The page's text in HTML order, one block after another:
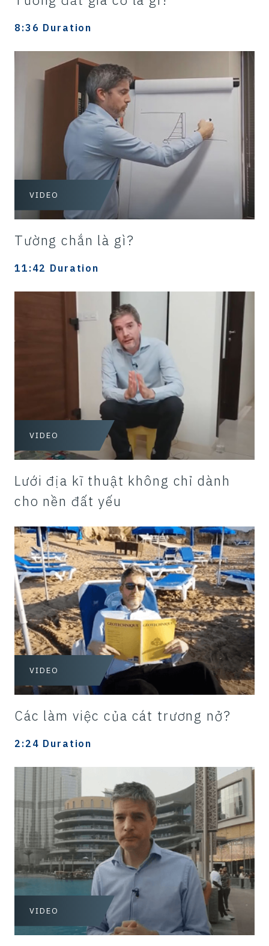
8:36 Duration
VIDEO
Tường chắn là gì?
11:42 Duration
VIDEO
Lưới địa kĩ thuật không chỉ dành
cho nền đất yếu
VIDEO
Các làm việc của cát trương nở?
2:24 Duration
VIDEO